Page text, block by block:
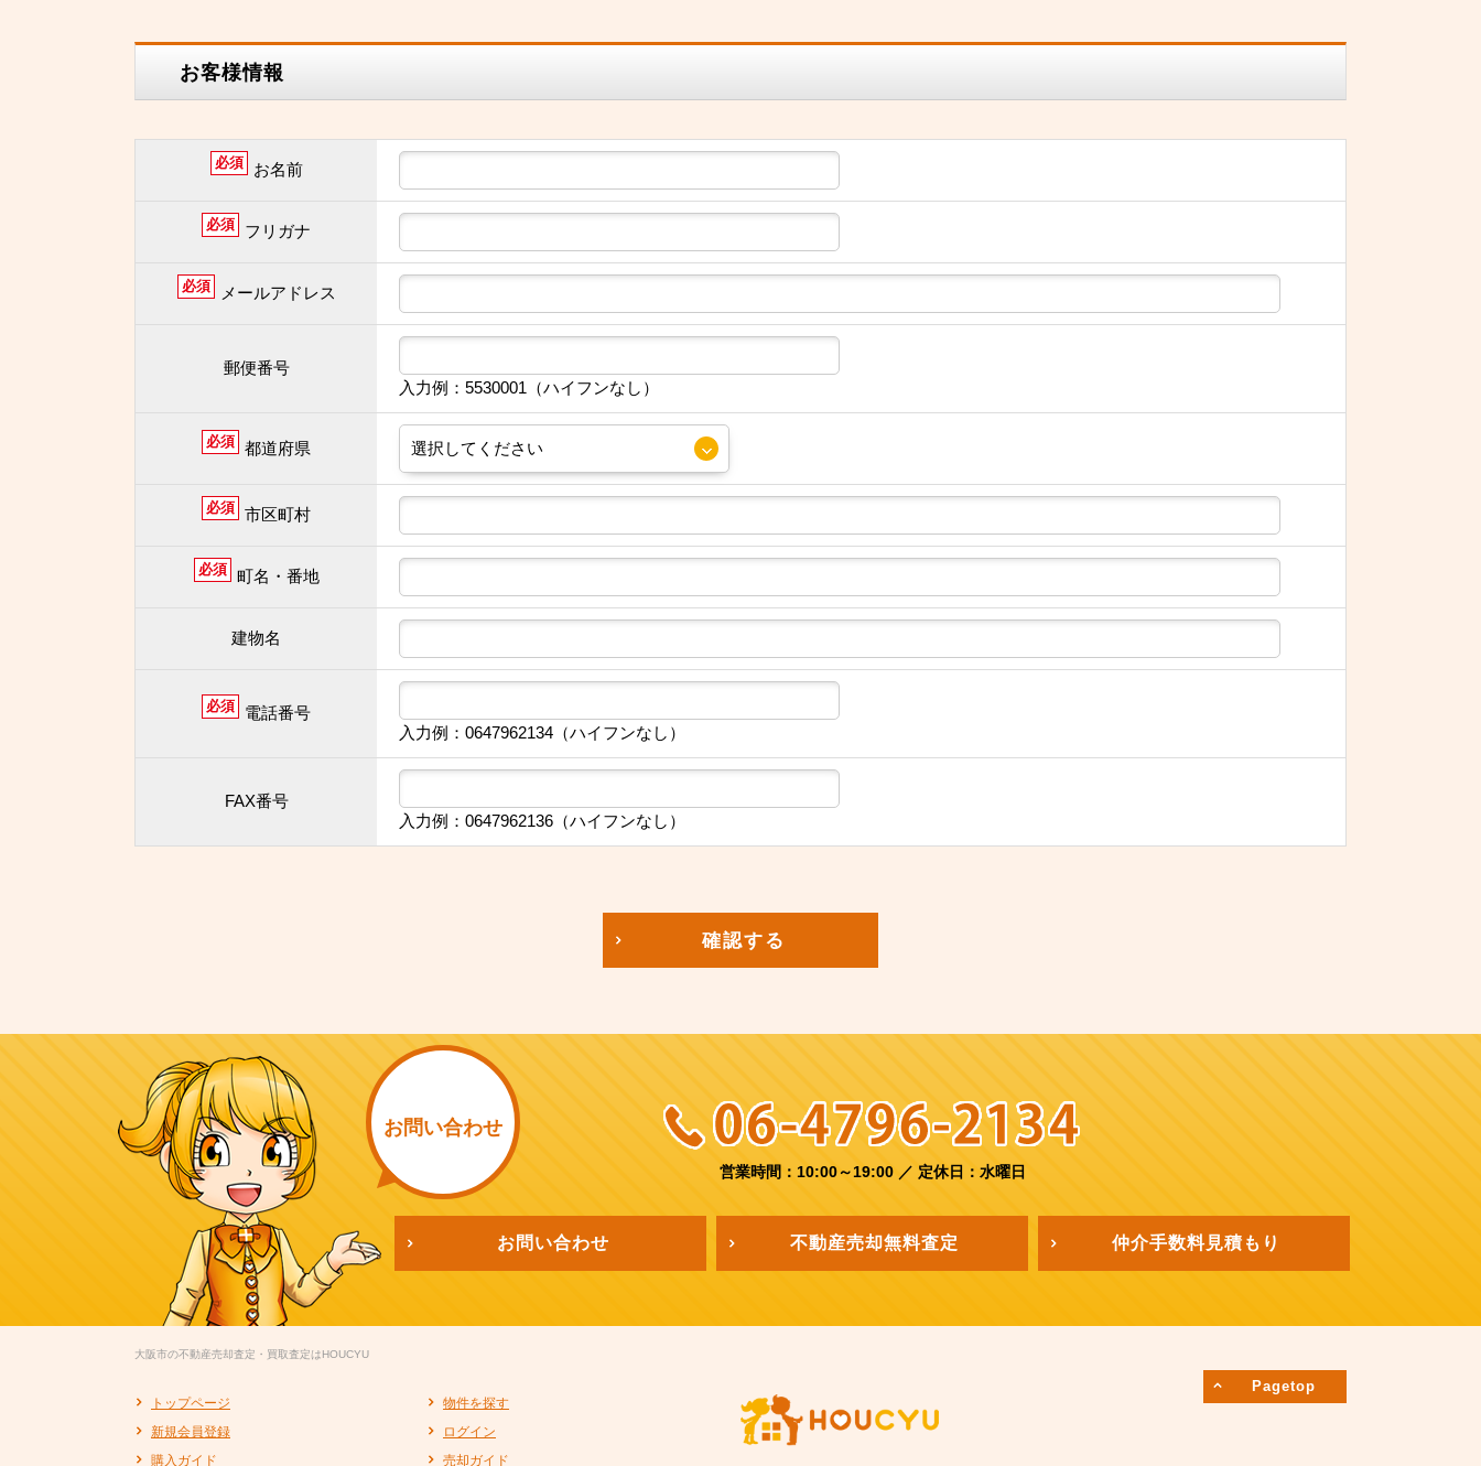
お客様情報
必須 お名前
必須 フリガナ
必須 メールアドレス
郵便番号
入力例：5530001（ハイフンなし）
必須 都道府県
必須 市区町村
必須 町名・番地
建物名
必須
電話番号
入力例：0647962134（ハイフンなし）
FAX番号
入力例：0647962136（ハイフンなし）
確認する
お問い合わせ
営業時間：10:00～19:00 ／ 定休日：水曜日
お問い合わせ 不動産売却無料査定 仲介手数料見積もり
Pagetop
大阪市の不動産売却査定・買取査定はHOUCYU
トップページ
物件を探す
新規会員登録
ログイン
購入ガイド
売却ガイド